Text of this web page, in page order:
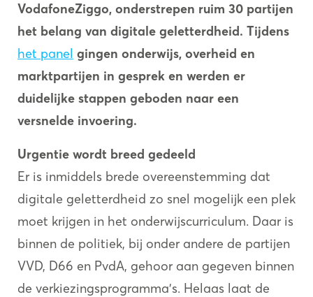
VodafoneZiggo, onderstrepen ruim 30 partijen
het belang van digitale geletterdheid. Tijdens
het panel gingen onderwijs, overheid en
marktpartijen in gesprek en werden er
duidelijke stappen geboden naar een
versnelde invoering.
Urgentie wordt breed gedeeld
Er is inmiddels brede overeenstemming dat
digitale geletterdheid zo snel mogelijk een plek
moet krijgen in het onderwijscurriculum. Daar is
binnen de politiek, bij onder andere de partijen
VVD, D66 en PvdA, gehoor aan gegeven binnen
de verkiezingsprogramma’s. Helaas laat de